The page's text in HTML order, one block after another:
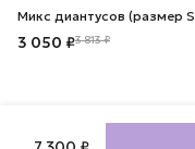
Микс диантусов (размер
3 050 ₽3 813 ₽